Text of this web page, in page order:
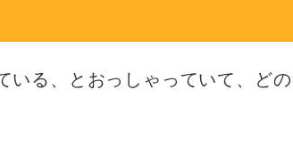
いる、とおっしゃっていて、どの